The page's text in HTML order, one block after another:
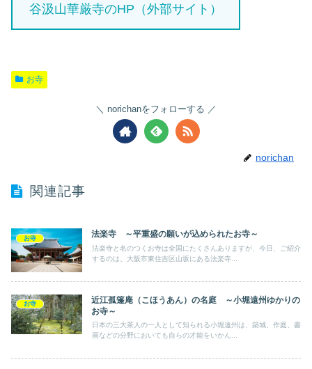
谷汲山華厳寺のHP（外部サイト）
お寺
norichanをフォローする
norichan
関連記事
お寺 法楽寺 ～平重盛の願いが込められたお寺～
法楽寺と名のつくお寺は全国にたくさんありますが、今日、ご紹介
するのは、大阪市東住吉区山坂にある法楽寺...
お寺
近江孤篷庵（こほうあん）の名庭 ～小堀遠州ゆかりの
お寺～
日本の三大茶人の一人として知られる小堀遠州は、築城、作庭、書
画などの分野においても自らの才能をいかん...